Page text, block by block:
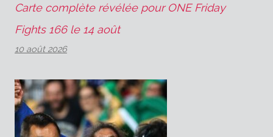
Carte complète révélée pour ONE Friday
Fights 166 le 14 août
10 août 2026